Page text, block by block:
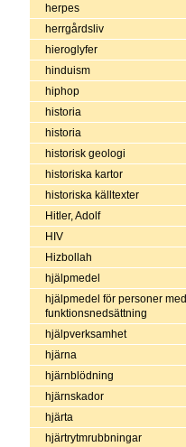
herpes
herrgårdsliv
hieroglyfer
hinduism
hiphop
historia
historia
historisk geologi
historiska kartor
historiska källtexter
Hitler, Adolf
HIV
Hizbollah
hjälpmedel
hjälpmedel för personer med
funktionsnedsättning
hjälpverksamhet
hjärna
hjärnblödning
hjärnskador
hjärta
hjärtrytmrubbningar